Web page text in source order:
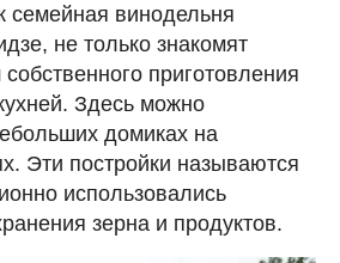
семейная винодельня
не только знакомят
приготовления
Здесь можно
домиках на
Эти постройки называются
использовались
зерна и продуктов.